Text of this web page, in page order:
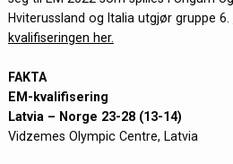
Hviterussland og Italia utgjør gruppe 6.
kvalifiseringen her.
FAKTA
EM-kvalifisering
Latvia – Norge 23-28 (13-14)
Vidzemes Olympic Centre, Latvia